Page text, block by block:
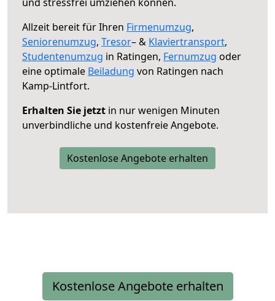
Allzeit bereit für Ihren Firmenumzug,
Seniorenumzug, Tresor– & Klaviertransport,
Studentenumzug in Ratingen, Fernumzug oder
eine optimale Beiladung von Ratingen nach
Kamp-Lintfort.
Erhalten Sie jetzt in nur wenigen Minuten
unverbindliche und kostenfreie Angebote.
Kostenlose Angebote erhalten
Kostenlose Angebote erhalten